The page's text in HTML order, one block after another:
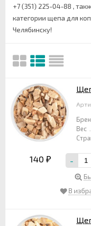
+7 (351) 225-04-88 ,
категории щепа для
Челябинску!
Вес
140 ₽ -
В